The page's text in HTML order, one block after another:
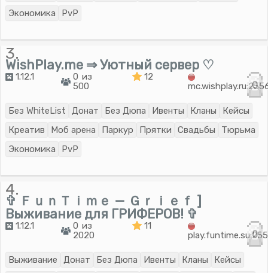
Экономика
PvP
3.
WishPlay.me ⇒ Уютный сервер ♡
1.12.1
0 из
500
12
0
Без WhiteList Донат Без Дюпа Ивенты Кланы
Кейсы
Креатив
Моб арена Паркур Прятки Свадьбы
Тюрьма
Экономика
PvP
4.
✞ ＦｕｎＴｉｍｅ — Ｇｒｉｅｆ ]
Выживание для ГРИФЕРОВ! ✞
1.12.1
0 из
2020
11
0
Выживание Донат Без Дюпа Ивенты Кланы
Кейсы